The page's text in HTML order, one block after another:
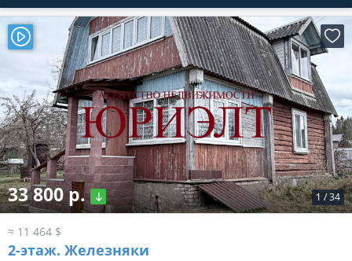
1 /34
33 800 р.
≈ 11 464 $
2-этаж. Железняки